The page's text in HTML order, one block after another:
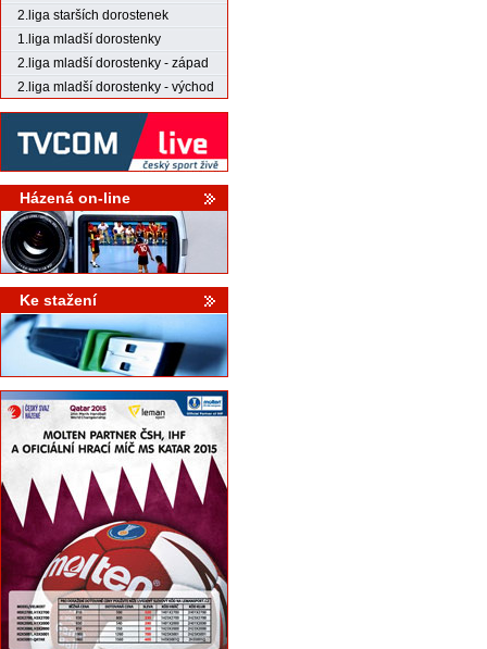
2.liga starších dorostenek
1.liga mladší dorostenky
2.liga mladší dorostenky - západ
2.liga mladší dorostenky - východ
Házená on-line
Ke stažení